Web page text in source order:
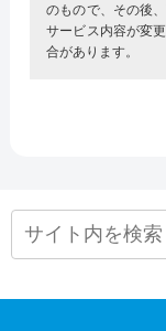
のもので、その後
サービス内容が変
合があります。